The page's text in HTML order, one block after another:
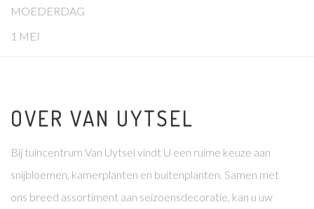
MOEDERDAG
1 MEI
OVER VAN UYTSEL
Bij tuincentrum Van Uytsel vindt U een ruime keuze aan
snijbloemen, kamerplanten en buitenplanten. Samen met
ons breed assortiment aan seizoensdecoratie, kan u uw